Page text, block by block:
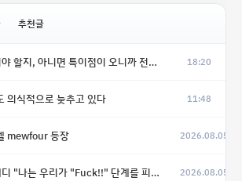
추천글
니면 특이점이 오니까 전부 롱을 쳐야 할지 모르겠다.” 18:20
의식적으로 늦추고 있다 11:48
mewfour 등장 2026.08.05
우리가 "Fuck!!" 단계를 피할 수 있기를 바랄 뿐" 2026.08.05